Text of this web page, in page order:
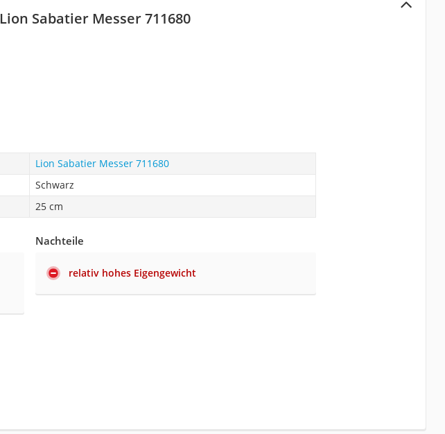
Lion Sabatier Messer 711680
Lion Sabatier Messer 711680
Schwarz
25 cm
Nachteile
relativ hohes Eigengewicht